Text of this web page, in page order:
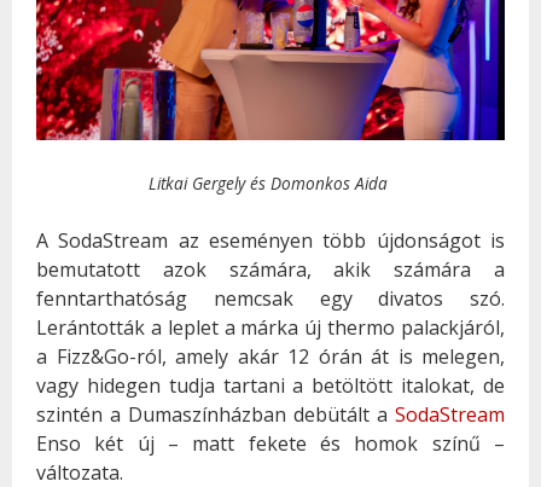
Litkai Gergely és Domonkos Aida
A SodaStream az eseményen több újdonságot is
bemutatott azok számára, akik számára a
fenntarthatóság nemcsak egy divatos szó.
Lerántották a leplet a márka új thermo palackjáról,
a Fizz&Go-ról, amely akár 12 órán át is melegen,
vagy hidegen tudja tartani a betöltött italokat, de
szintén a Dumaszínházban debütált a SodaStream
Enso két új – matt fekete és homok színű –
változata.